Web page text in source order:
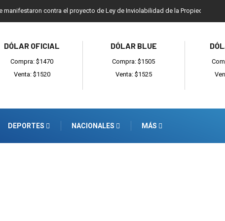
contra el proyecto de Ley de Inviolabilidad de la Propiedad
DÓLAR OFICIAL
Compra: $1470
Venta: $1520
DÓLAR BLUE
Compra: $1505
Venta: $1525
DEPORTES NACIONALES MÁS